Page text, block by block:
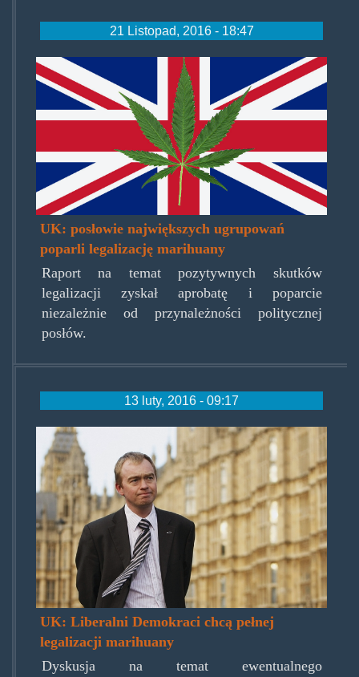
21 Listopad, 2016 - 18:47
weedjack.jpg
UK: posłowie największych ugrupowań
poparli legalizację marihuany
Raport na temat pozytywnych skutków
legalizacji zyskał aprobatę i poparcie
niezależnie od przynależności politycznej
posłów.
13 luty, 2016 - 09:17
tim-
farron.jpg
UK: Liberalni Demokraci chcą pełnej
legalizacji marihuany
Dyskusja na temat ewentualnego